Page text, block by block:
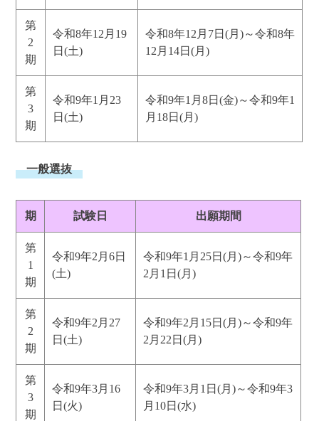
第
2
期
令和8年12月19
日(土)
令和8年12月7日(月)～令和8年
12月14日(月)
第
3
期
令和9年1月23
日(土)
令和9年1月8日(金)～令和9年1
月18日(月)
一般選抜
期 試験日 出願期間
第
1
期
令和9年2月6日
(土)
令和9年1月25日(月)～令和9年
2月1日(月)
第
2
期
令和9年2月27
日(土)
令和9年2月15日(月)～令和9年
2月22日(月)
第
3
期
令和9年3月16
日(火)
令和9年3月1日(月)～令和9年3
月10日(水)